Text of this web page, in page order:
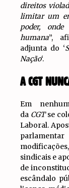
direitos
limitar um
poder, onde
humana”,
adjunta do ‘
Nação‘.
A CGT
Em
da CGTse
Laboral.
sindicais e
de
escândalo